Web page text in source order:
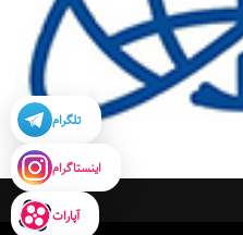
تلگرام
اینستاگرام
آپارات